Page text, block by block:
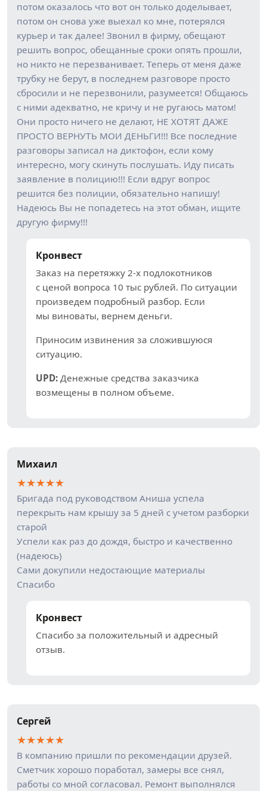
потом оказалось что вот он только доделывает,
потом он снова уже выехал ко мне, потерялся
курьер и так далее! Звонил в фирму, обещают
решить вопрос, обещанные сроки опять прошли,
но никто не перезванивает. Теперь от меня даже
трубку не берут, в последнем разговоре просто
сбросили и не перезвонили, разумеется! Общаюсь
с ними адекватно, не кричу и не ругаюсь матом!
Они просто ничего не делают, НЕ ХОТЯТ ДАЖЕ
ПРОСТО ВЕРНУТЬ МОИ ДЕНЬГИ!!! Все последние
разговоры записал на диктофон, если кому
интересно, могу скинуть послушать. Иду писать
заявление в полицию!!! Если вдруг вопрос
решится без полиции, обязательно напишу!
Надеюсь Вы не попадетесь на этот обман, ищите
другую фирму!!!
Кронвест
Заказ на перетяжку 2-х подлокотников
с ценой вопроса 10 тыс рублей. По ситуации
произведем подробный разбор. Если
мы виноваты, вернем деньги.
Приносим извинения за сложившуюся
ситуацию.
UPD: Денежные средства заказчика
возмещены в полном объеме.
Михаил
★★★★★
Бригада под руководством Аниша успела
перекрыть нам крышу за 5 дней с учетом разборки
старой
Успели как раз до дождя, быстро и качественно
(надеюсь)
Сами докупили недостающие материалы
Спасибо
Кронвест
Спасибо за положительный и адресный
отзыв.
Сергей
★★★★★
В компанию пришли по рекомендации друзей.
Сметчик хорошо поработал, замеры все снял,
работы со мной согласовал. Ремонт выполнялся